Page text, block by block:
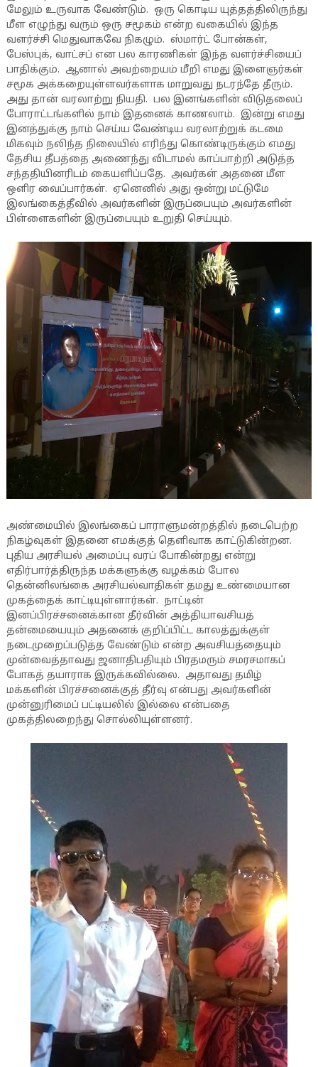
மேலும் உருவாக வேண்டும். ஒரு கொடிய யுத்தத்திலிருந்து
மீள எழுந்து வரும் ஒரு சமூகம் என்ற வகையில் இந்த
வளர்ச்சி மெதுவாகவே நிகழும். ஸ்மார்ட் போன்கள்,
பேஸ்புக், வாட்சப் என பல காரணிகள் இந்த வளர்ச்சியைப்
பாதிக்கும். ஆனால் அவற்றையம் மீறி எமது இளைஞர்கள்
சமூக அக்கறையுள்ளவர்களாக மாறுவது நடரந்தே தீரும்.
அது தான் வரலாற்று நியதி. பல இனங்களின் விடுதலைப்
போராட்டங்களில் நாம் இதனைக் காணலாம். இன்று எமது
இனத்துக்கு நாம் செய்ய வேண்டிய வரலாற்றுக் கடமை
மிகவும் நலிந்த நிலையில் எரிந்து கொண்டிருக்கும் எமது
தேசிய தீபத்தை அணைந்து விடாமல் காப்பாற்றி அடுத்த
சந்ததியினரிடம் கையளிப்பதே. அவர்கள் அதனை மீள
ஒளிர வைப்பார்கள். ஏனெனில் அது ஒன்று மட்டுமே
இலங்கைத்தீவில் அவர்களின் இருப்பையும் அவர்களின்
பிள்ளைகளின் இருப்பையும் உறுதி செய்யும்.
அண்மையில் இலங்கைப் பாராளுமன்றத்தில் நடைபெற்ற
நிகழ்வுகள் இதனை எமக்குத் தெளிவாக காட்டுகின்றன.
புதிய அரசியல் அமைப்பு வரப் போகின்றது என்று
எதிர்பார்த்திருந்த மக்களுக்கு வழக்கம் போல
தென்னிலங்கை அரசியல்வாதிகள் தமது உண்மையான
முகத்தைக் காட்டியுள்ளார்கள். நாட்டின்
இனப்பிரச்சனைக்கான தீர்வின் அத்தியாவசியத்
தன்மையையும் அதனைக் குறிப்பிட்ட காலத்துக்குள்
நடைமுறைப்படுத்த வேண்டும் என்ற அவசியத்தையும்
முன்வைத்தாவது ஜனாதிபதியும் பிரதமரும் சமரசமாகப்
போகத் தயாராக இருக்கவில்லை. அதாவது தமிழ்
மக்களின் பிரச்சனைக்குத் தீர்வு என்பது அவர்களின்
முன்னுரிமைப் பட்டியலில் இல்லை என்பதை
முகத்திலறைந்து சொல்லியுள்ளனர்.